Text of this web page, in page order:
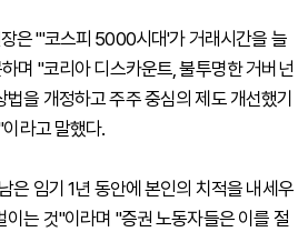
은 "'코스피 5000시대'가 거래시간을 늘
며 "코리아 디스카운트, 불투명한 거버넌
을 개정하고 주주 중심의 제도 개선했기
라고 말했다.
은 임기 1년 동안에 본인의 치적을 내세우
이는 것"이라며 "증권 노동자들은 이를 절